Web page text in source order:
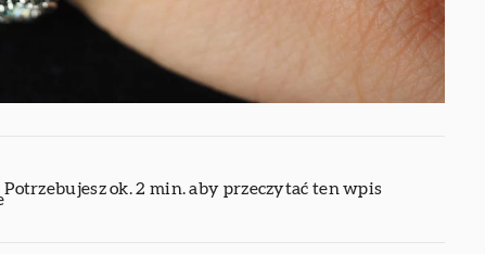
Potrzebujesz ok. 2 min. aby przeczytać ten wpis